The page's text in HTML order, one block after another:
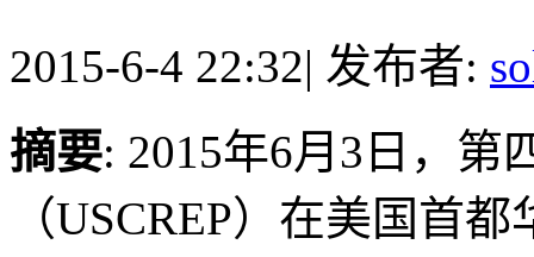
2015-6-4 22:32| 发布者:
摘要: 2015年6月3日，第
（USCREP）在美国首